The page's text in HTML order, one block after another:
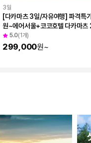
3일
[다카마츠 3일/자유여행] 파격
원~에어서울+코코호텔 다카마츠
5.0(1개)
299,000원~